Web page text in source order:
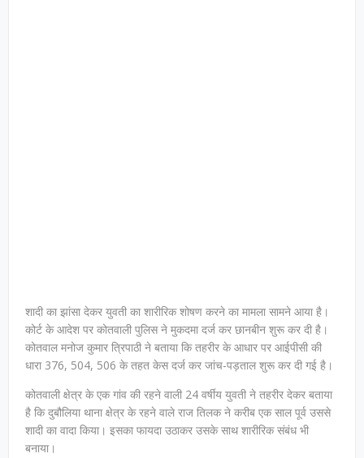
शादी का झांसा देकर युवती का शारीरिक शोषण करने का मामला सामने आया है।
कोर्ट के आदेश पर कोतवाली पुलिस ने मुकदमा दर्ज कर छानबीन शुरू कर दी है।
कोतवाल मनोज कुमार त्रिपाठी ने बताया कि तहरीर के आधार पर आईपीसी की
धारा 376, 504, 506 के तहत केस दर्ज कर जांच-पड़ताल शुरू कर दी गई है।
कोतवाली क्षेत्र के एक गांव की रहने वाली 24 वर्षीय युवती ने तहरीर देकर बताया
है कि दुबौलिया थाना क्षेत्र के रहने वाले राज तिलक ने करीब एक साल पूर्व उससे
शादी का वादा किया। इसका फायदा उठाकर उसके साथ शारीरिक संबंध भी
बनाया।